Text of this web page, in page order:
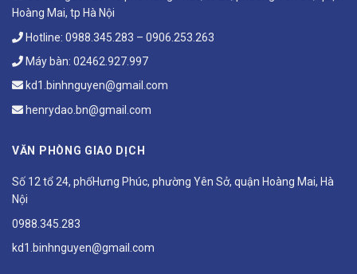
Hoàng Mai, tp Hà Nội
Hotline: 0988.345.283 – 0906.253.263
Máy bàn: 02462.927.997
kd1.binhnguyen@gmail.com
henrydao.bn@gmail.com
VĂN PHÒNG GIAO DỊCH
Số 12 tổ 24, phốHưng Phúc, phường Yên Sở, quận Hoàng Mai, Hà
Nội
0988.345.283
kd1.binhnguyen@gmail.com